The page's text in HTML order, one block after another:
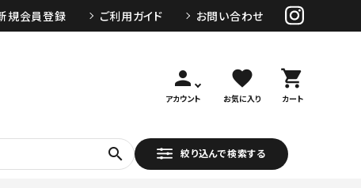
規会員登録 ご利用ガイド お問い合わせ
person
アカウント
favorite
お気に入り
shopping_cart
カート
search 絞り込んで検索する